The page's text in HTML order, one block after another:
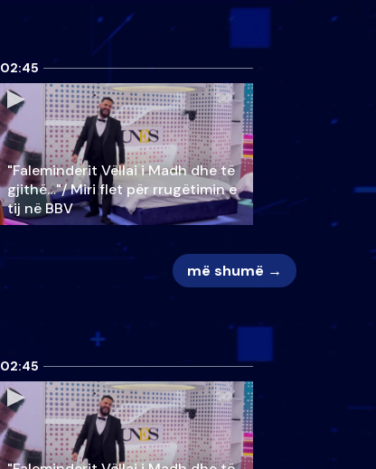
02:45
"Faleminderit Vëllai i Madh dhe të
gjithë…"/ Miri flet për rrugëtimin e
tij në BBV
më shumë →
02:45